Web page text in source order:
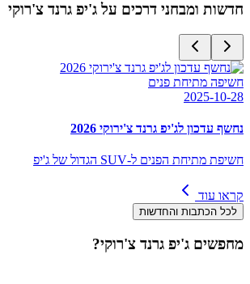
חדשות ומבחני דרכים על ג'יפ גרנד צ'רוקי
חשיפה מתיחת פנים
2025-10-28
נחשף עדכון לג'יפ גרנד צ'ירוקי 2026
חשיפת מתיחת הפנים ל-SUV הגדול של ג'יפ
קראו עוד
לכל הכתבות והחדשות
מחפשים ג'יפ גרנד צ'רוקי?